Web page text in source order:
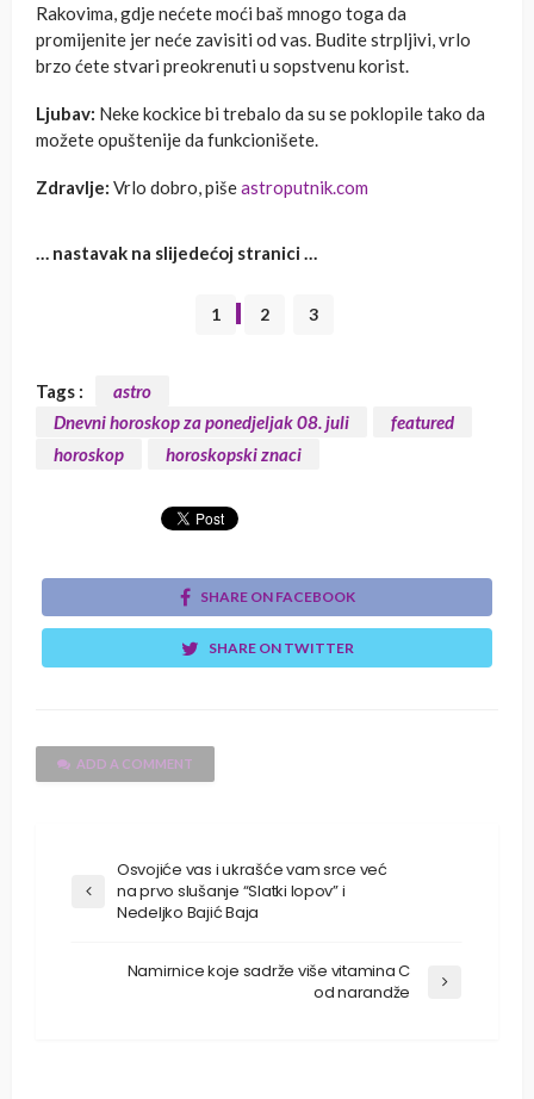
Rakovima, gdje nećete moći baš mnogo toga da
promijenite jer neće zavisiti od vas. Budite strpljivi, vrlo
brzo ćete stvari preokrenuti u sopstvenu korist.
Ljubav: Neke kockice bi trebalo da su se poklopile tako da
možete opuštenije da funkcionišete.
Zdravlje: Vrlo dobro, pišeastroputnik.com
… nastavak na slijedećoj stranici …
1 2 3
Tags :
astro
Dnevni horoskop za ponedjeljak 08. juli
featured
horoskop
horoskopski znaci
SHARE ON FACEBOOK
SHARE ON TWITTER
ADD A COMMENT
Osvojiće vas i ukrašće vam srce već
na prvo slušanje “Slatki lopov” i
Nedeljko Bajić Baja
Namirnice koje sadrže više vitamina C
od narandže